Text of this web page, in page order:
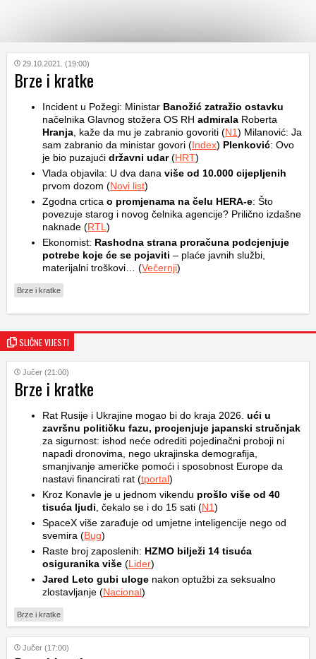
KATEGORIJE
HRVATSKI
WEB
29.10.2021. (19:00)
Brze i kratke
Incident u Požegi: Ministar Banožić zatražio ostavku
načelnika Glavnog stožera OS RH admirala Roberta
Hranja , kaže da mu je zabranio govoriti (N1) Milanović: Ja
sam zabranio da ministar govori (Index) Plenković: Ovo
je bio puzajući državni udar(HRT)
Vlada objavila: U dva dana više od 10.000 cijepljenih
prvom dozom (Novi list)
Zgodna crtica o promjenama na čelu HERA-e: Što
povezuje starog i novog čelnika agencije? Prilično izdašne
naknade (RTL )
Ekonomist: Rashodna strana proračuna podcjenjuje
potrebe koje će se pojaviti – plaće javnih službi,
materijalni troškovi… (Večernji)
Brze i kratke
SLIČNE VIJESTI
Jučer (21:00)
Brze i kratke
Rat Rusije i Ukrajine mogao bi do kraja 2026. ući u
završnu političku fazu, procjenjuje japanski stručnjak
za sigurnost: ishod neće odrediti pojedinačni proboji ni
napadi dronovima, nego ukrajinska demografija,
smanjivanje američke pomoći i sposobnost Europe da
nastavi financirati rat (tportal)
Kroz Konavle je u jednom vikendu prošlo više od 40
tisuća ljudi , čekalo se i do 15 sati (N1)
SpaceX više zarađuje od umjetne inteligencije nego od
svemira (Bug)
Raste broj zaposlenih: HZMO bilježi 14 tisuća
osiguranika više (Lider)
Jared Leto gubi uloge nakon optužbi za seksualno
zlostavljanje (Nacional)
Brze i kratke
Jučer (17:00)